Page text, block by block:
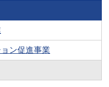
ン促進事業